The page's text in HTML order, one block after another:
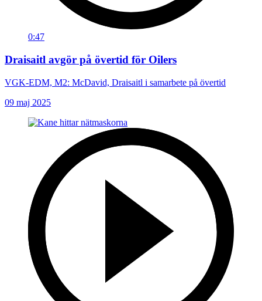
0:47
Draisaitl avgör på övertid för Oilers
VGK-EDM, M2: McDavid, Draisaitl i samarbete på övertid
09 maj 2025